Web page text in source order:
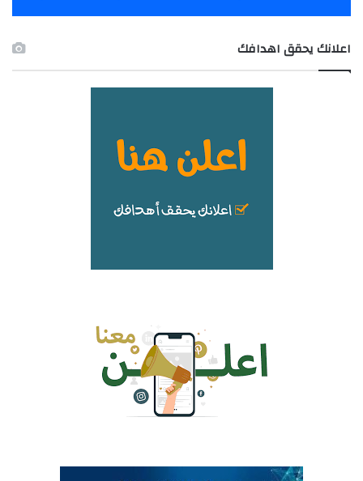
اعلانك يحقق اهدافك